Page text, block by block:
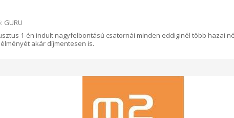
GURU
1-én indult nagyfelbontású csatornái minden eddiginél több hazai
akár díjmentesen is.